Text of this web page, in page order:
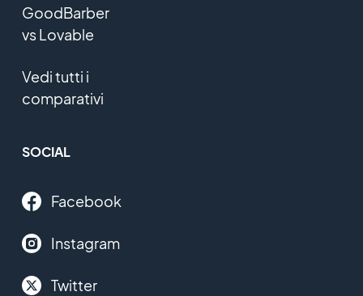
GoodBarber
vs Lovable
Vedi tutti i
comparativi
SOCIAL
Facebook
Instagram
Twitter